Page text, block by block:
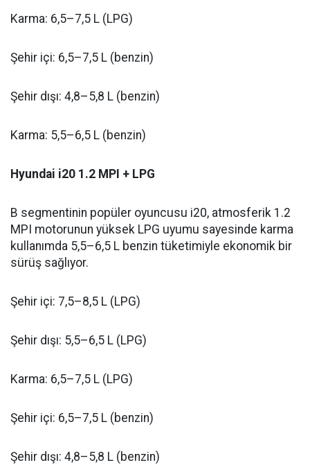
Karma: 6,5–7,5 L (LPG)
Şehir içi: 6,5–7,5 L (benzin)
Şehir dışı: 4,8–5,8 L (benzin)
Karma: 5,5–6,5 L (benzin)
Hyundai i20 1.2 MPI + LPG
B segmentinin popüler oyuncusu i20, atmosferik 1.2
MPI motorunun yüksek LPG uyumu sayesinde karma
kullanımda 5,5–6,5 L benzin tüketimiyle ekonomik bir
sürüş sağlıyor.
Şehir içi: 7,5–8,5 L (LPG)
Şehir dışı: 5,5–6,5 L (LPG)
Karma: 6,5–7,5 L (LPG)
Şehir içi: 6,5–7,5 L (benzin)
Şehir dışı: 4,8–5,8 L (benzin)